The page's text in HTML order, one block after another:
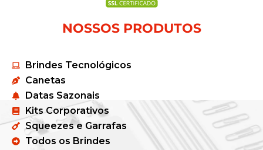
NOSSOS PRODUTOS
Brindes Tecnológicos
Canetas
Datas Sazonais
Kits Corporativos
Squeezes e Garrafas
Todos os Brindes